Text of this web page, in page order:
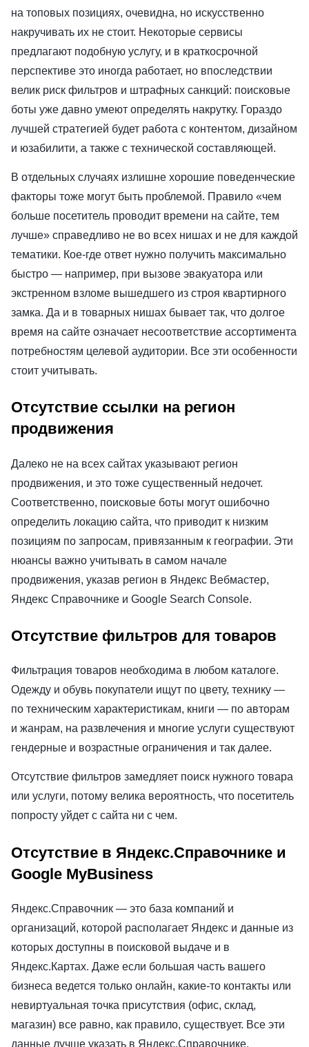
на топовых позициях, очевидна, но искусственно
накручивать их не стоит. Некоторые сервисы
предлагают подобную услугу, и в краткосрочной
перспективе это иногда работает, но впоследствии
велик риск фильтров и штрафных санкций: поисковые
боты уже давно умеют определять накрутку. Гораздо
лучшей стратегией будет работа с контентом, дизайном
и юзабилити, а также с технической составляющей.
В отдельных случаях излишне хорошие поведенческие
факторы тоже могут быть проблемой. Правило «чем
больше посетитель проводит времени на сайте, тем
лучше» справедливо не во всех нишах и не для каждой
тематики. Кое-где ответ нужно получить максимально
быстро — например, при вызове эвакуатора или
экстренном взломе вышедшего из строя квартирного
замка. Да и в товарных нишах бывает так, что долгое
время на сайте означает несоответствие ассортимента
потребностям целевой аудитории. Все эти особенности
стоит учитывать.
Отсутствие ссылки на регион
продвижения
Далеко не на всех сайтах указывают регион
продвижения, и это тоже существенный недочет.
Соответственно, поисковые боты могут ошибочно
определить локацию сайта, что приводит к низким
позициям по запросам, привязанным к географии. Эти
нюансы важно учитывать в самом начале
продвижения, указав регион в Яндекс Вебмастер,
Яндекс Справочнике и Google Search Console.
Отсутствие фильтров для товаров
Фильтрация товаров необходима в любом каталоге.
Одежду и обувь покупатели ищут по цвету, технику —
по техническим характеристикам, книги — по авторам
и жанрам, на развлечения и многие услуги существуют
гендерные и возрастные ограничения и так далее.
Отсутствие фильтров замедляет поиск нужного товара
или услуги, потому велика вероятность, что посетитель
попросту уйдет с сайта ни с чем.
Отсутствие в Яндекс.Справочнике и
Google MyBusiness
Яндекс.Справочник — это база компаний и
организаций, которой располагает Яндекс и данные из
которых доступны в поисковой выдаче и в
Яндекс.Картах. Даже если большая часть вашего
бизнеса ведется только онлайн, какие-то контакты или
невиртуальная точка присутствия (офис, склад,
магазин) все равно, как правило, существует. Все эти
данные лучше указать в Яндекс.Справочнике,